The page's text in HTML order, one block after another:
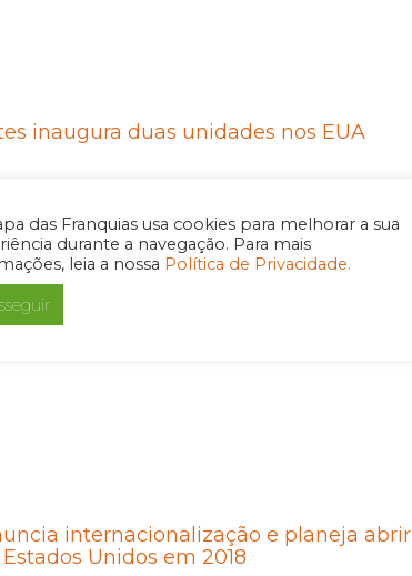
das Franquias usa cookies para melhorar a sua
durante a navegação. Para mais
leia a nossa Política de Privacidade.
inaugura duas unidades nos EUA
dos EUA acelera expansão no Brasil
internacionalização e planeja abrir
Unidos em 2018